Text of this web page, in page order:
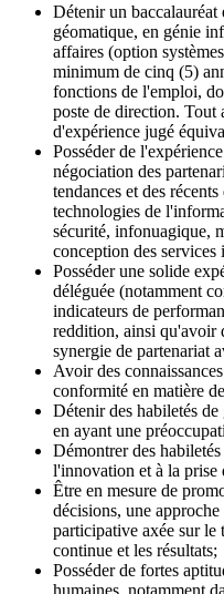
Détenir un
géomatique, en génie
affaires (option
minimum de cinq (5)
fonctions de l'emploi,
poste de direction. Tout
d'expérience jugé
Posséder de
négociation des
tendances et des
technologies de
sécurité, infonuagique,
conception des services
Posséder une solide
déléguée (notamment
indicateurs de
reddition, ainsi qu'avoir
synergie de partenariat
Avoir des
conformité en matière
Détenir des habiletés
en ayant une
Démontrer des
l'innovation et à la prise
Être en mesure de
décisions, une
participative axée sur
continue et les résultats;
Posséder de fortes
humaines, notamment